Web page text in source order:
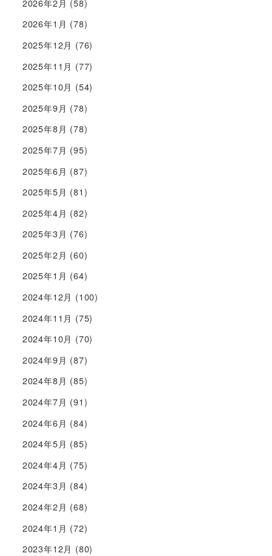
2026年2月 (58)
2026年1月 (78)
2025年12月 (76)
2025年11月 (77)
2025年10月 (54)
2025年9月 (78)
2025年8月 (78)
2025年7月 (95)
2025年6月 (87)
2025年5月 (81)
2025年4月 (82)
2025年3月 (76)
2025年2月 (60)
2025年1月 (64)
2024年12月 (100)
2024年11月 (75)
2024年10月 (70)
2024年9月 (87)
2024年8月 (85)
2024年7月 (91)
2024年6月 (84)
2024年5月 (85)
2024年4月 (75)
2024年3月 (84)
2024年2月 (68)
2024年1月 (72)
2023年12月 (80)